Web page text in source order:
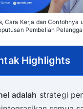
Cara Kerja dan Contohnya
Pembelian
Highlights
adalah strategi